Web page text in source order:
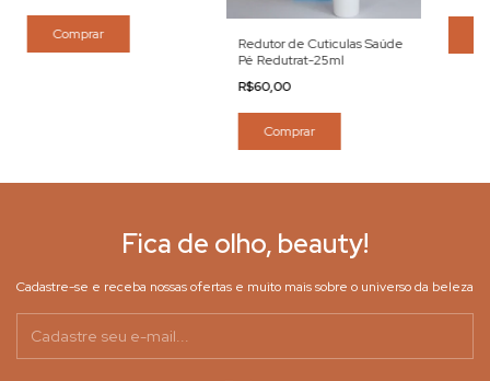
Comprar
Redutor de Cuticulas Saúde
Pé Redutrat-25ml
R$60,00
Comprar
Fica de olho, beauty!
Cadastre-se e receba nossas ofertas e muito mais sobre o universo da beleza